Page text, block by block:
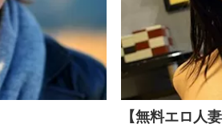
【無料エロ人